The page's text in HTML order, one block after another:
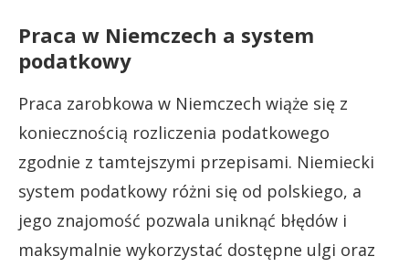
Praca w Niemczech a system
podatkowy
Praca zarobkowa w Niemczech wiąże się z
koniecznością rozliczenia podatkowego
zgodnie z tamtejszymi przepisami. Niemiecki
system podatkowy różni się od polskiego, a
jego znajomość pozwala uniknąć błędów i
maksymalnie wykorzystać dostępne ulgi oraz